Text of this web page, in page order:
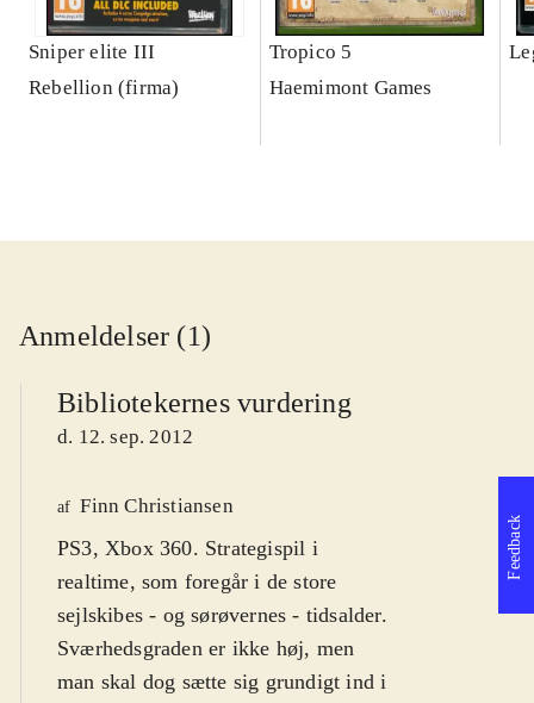
Sniper elite III
Rebellion (firma)
Tropico 5
Haemimont Games
Anmeldelser (1)
Bibliotekernes vurdering
d. 12. sep. 2012
af Finn Christiansen
PS3, Xbox 360. Strategispil i
realtime, som foregår i de store
sejlskibes - og sørøvernes - tidsalder.
Sværhedsgraden er ikke høj, men
man skal dog sætte sig grundigt ind i
Feedback